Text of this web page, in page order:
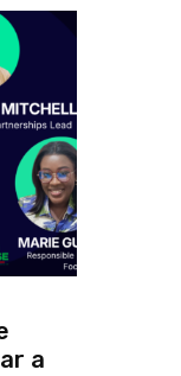
a